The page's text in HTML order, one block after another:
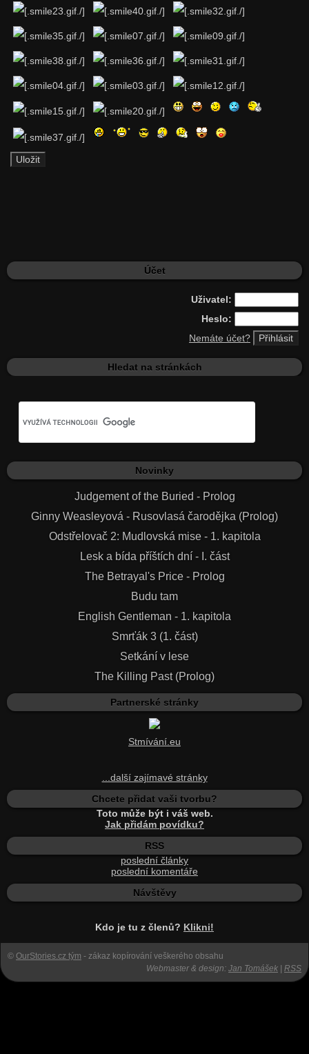
Účet
Uživatel:
Heslo:
Nemáte účet?
Hledat na stránkách
Novinky
Judgement of the Buried - Prolog
Ginny Weasleyová - Rusovlasá čarodějka (Prolog)
Odstřelovač 2: Mudlovská mise - 1. kapitola
Lesk a bída příštích dní - I. část
The Betrayal's Price - Prolog
Budu tam
English Gentleman - 1. kapitola
Smrťák 3 (1. část)
Setkání v lese
The Killing Past (Prolog)
Partnerské stránky
Stmívání.eu
...další zajímavé stránky
Chcete přidat vaši tvorbu?
Toto může být i váš web.
Jak přidám povídku?
RSS
poslední články
poslední komentáře
Návštěvy
Kdo je tu z členů? Klikni!
© OurStories.cz tým - zákaz kopírování veškerého obsahu
Webmaster & design: Jan Tomášek RSS